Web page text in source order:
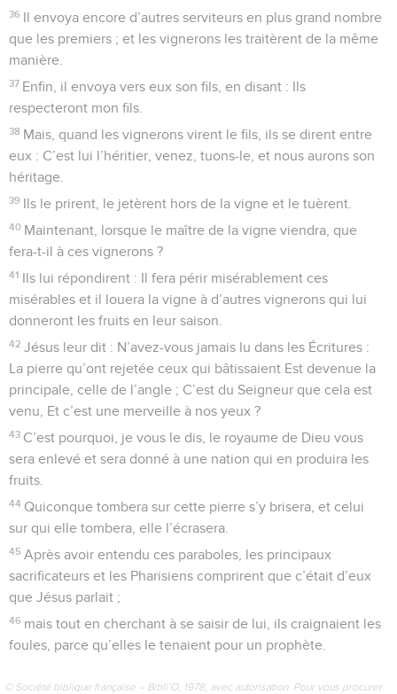
36 Il envoya encore d’autres serviteurs en plus grand nombre
que les premiers ; et les vignerons les traitèrent de la même
manière.
37 Enfin, il envoya vers eux son fils, en disant : Ils
respecteront mon fils.
38 Mais, quand les vignerons virent le fils, ils se dirent entre
eux : C’est lui l’héritier, venez, tuons-le, et nous aurons son
héritage.
39 Ils le prirent, le jetèrent hors de la vigne et le tuèrent.
40 Maintenant, lorsque le maître de la vigne viendra, que
fera-t-il à ces vignerons ?
41 Ils lui répondirent : Il fera périr misérablement ces
misérables et il louera la vigne à d’autres vignerons qui lui
donneront les fruits en leur saison.
42 Jésus leur dit : N’avez-vous jamais lu dans les Écritures :
La pierre qu’ont rejetée ceux qui bâtissaient Est devenue la
principale, celle de l’angle ; C’est du Seigneur que cela est
venu, Et c’est une merveille à nos yeux ?
43 C’est pourquoi, je vous le dis, le royaume de Dieu vous
sera enlevé et sera donné à une nation qui en produira les
fruits.
44 Quiconque tombera sur cette pierre s’y brisera, et celui
sur qui elle tombera, elle l’écrasera.
45 Après avoir entendu ces paraboles, les principaux
sacrificateurs et les Pharisiens comprirent que c’était d’eux
que Jésus parlait ;
46 mais tout en cherchant à se saisir de lui, ils craignaient les
foules, parce qu’elles le tenaient pour un prophète.
© Société biblique française – Bibli’O, 1978, avec autorisation. Pour vous procurer